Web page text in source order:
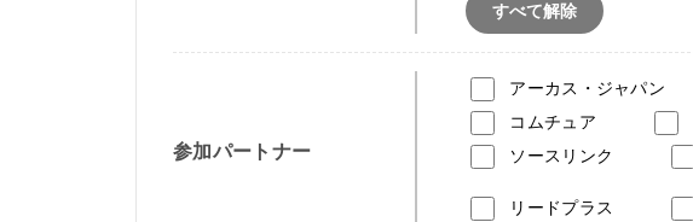
すべて解除
参加パートナー
アーカス・ジャパン
コムチュア
ソースリンク
リードプラス